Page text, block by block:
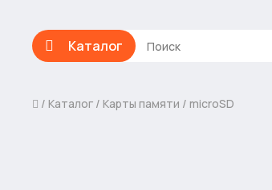
Каталог
Каталог Карты памяти microSD